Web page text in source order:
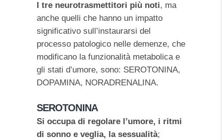
I tre neurotrasmettitori più noti, ma
anche quelli che hanno un impatto
significativo sull’instaurarsi del
processo patologico nelle demenze, che
modificano la funzionalità metabolica e
gli stati d’umore, sono: SEROTONINA,
DOPAMINA, NORADRENALINA.
SEROTONINA
Si occupa di regolare l’umore, i ritmi
di sonno e veglia, la sessualità;